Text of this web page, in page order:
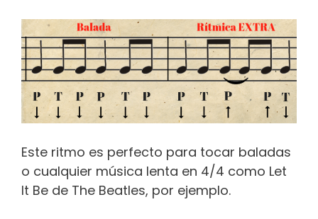
Este ritmo es perfecto para tocar baladas
o cualquier música lenta en 4/4 como Let
It Be de The Beatles, por ejemplo.